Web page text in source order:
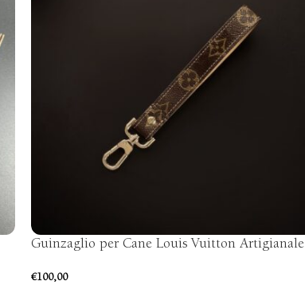
Guinzaglio per Cane Louis Vuitton Artigianale
€100,00